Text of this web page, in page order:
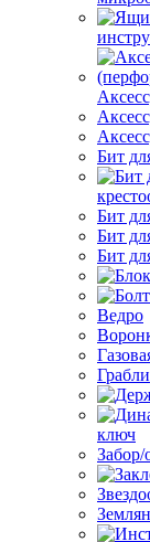
Бит
Бит
Бит
Бит
Ведро
Грабли
ключ
Забор/